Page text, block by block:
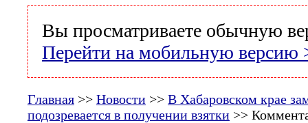
Вы просматриваете обычную
Перейти на мобильную версию
Главная >> Новости >> В Хабаровском крае
подозревается в получении взятки >>